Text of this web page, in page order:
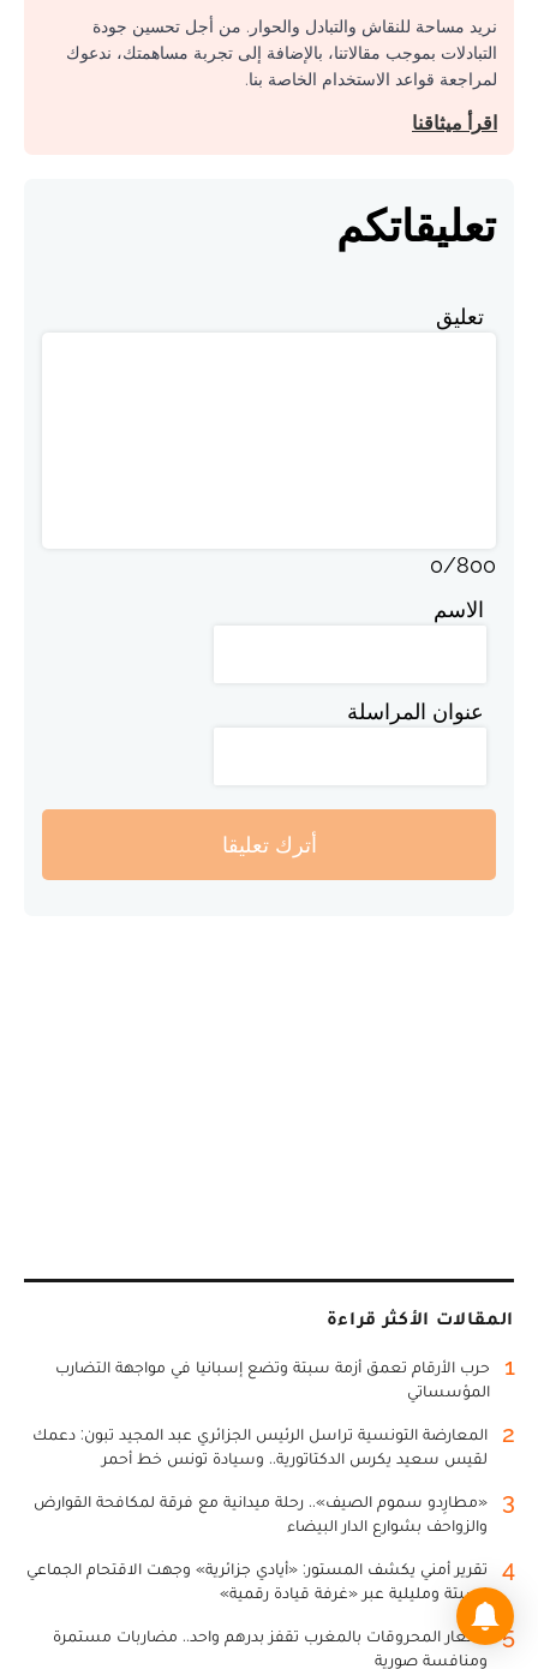
نريد مساحة للنقاش والتبادل والحوار. من أجل تحسين جودة
التبادلات بموجب مقالاتنا، بالإضافة إلى تجربة مساهمتك، ندعوك
لمراجعة قواعد الاستخدام الخاصة بنا.
اقرأ ميثاقنا
تعليقاتكم
تعليق
0/800
الاسم
عنوان المراسلة
أترك تعليقا
المقالات الأكثر قراءة
1
حرب الأرقام تعمق أزمة سبتة وتضع إسبانيا في مواجهة التضارب
المؤسساتي
2
المعارضة التونسية تراسل الرئيس الجزائري عبد المجيد تبون: دعمك
لقيس سعيد يكرس الدكتاتورية.. وسيادة تونس خط أحمر
3
«مطارِدو سموم الصيف».. رحلة ميدانية مع فرقة لمكافحة القوارض
والزواحف بشوارع الدار البيضاء
4
تقرير أمني يكشف المستور: «أيادي جزائرية» وجهت الاقتحام الجماعي
لسبتة ومليلية عبر «غرفة قيادة رقمية»
5
أسعار المحروقات بالمغرب تقفز بدرهم واحد.. مضاربات مستمرة
ومنافسة صورية